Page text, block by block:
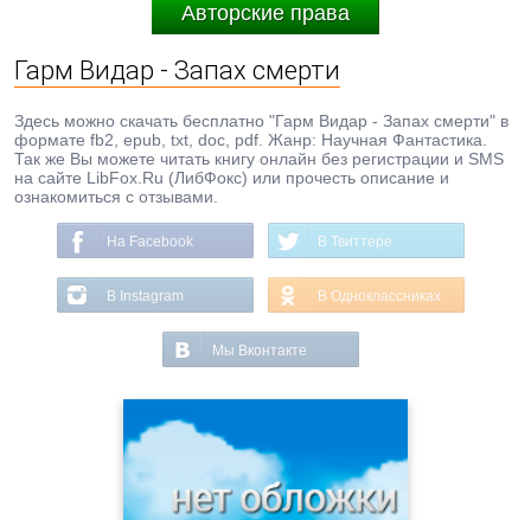
Авторские права
Гарм Видар - Запах смерти
Здесь можно скачать бесплатно "Гарм Видар - Запах смерти" в
формате fb2, epub, txt, doc, pdf. Жанр: Научная Фантастика.
Так же Вы можете читать книгу онлайн без регистрации и SMS
на сайте LibFox.Ru (ЛибФокс) или прочесть описание и
ознакомиться с отзывами.
На Facebook В Твиттере
В Instagram В Одноклассниках
Мы Вконтакте